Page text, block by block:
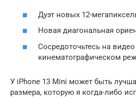
Дуэт новых 12-
Новая диагональная
Сосредоточьтесь на
кинематографическом
У iPhone 13 Mini может быть
размера, которую я когда-либо